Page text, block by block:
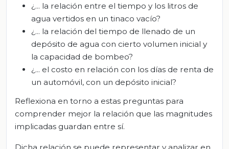
¿... la relación entre el tiempo y los litros de
agua vertidos en un tinaco vacío?
¿... la relación del tiempo de llenado de un
depósito de agua con cierto volumen inicial y
la capacidad de bombeo?
¿... el costo en relación con los días de renta de
un automóvil, con un depósito inicial?
Reflexiona en torno a estas preguntas para
comprender mejor la relación que las magnitudes
implicadas guardan entre sí.